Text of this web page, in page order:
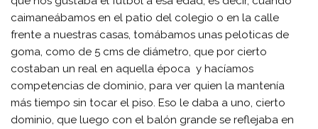
caimaneábamos en el patio del colegio o en la calle
frente a nuestras casas, tomábamos unas peloticas de
goma, como de 5 cms de diámetro, que por cierto
costaban un real en aquella época y hacíamos
competencias de dominio, para ver quien la mantenía
más tiempo sin tocar el piso. Eso le daba a uno, cierto
dominio, que luego con el balón grande se reflejaba en